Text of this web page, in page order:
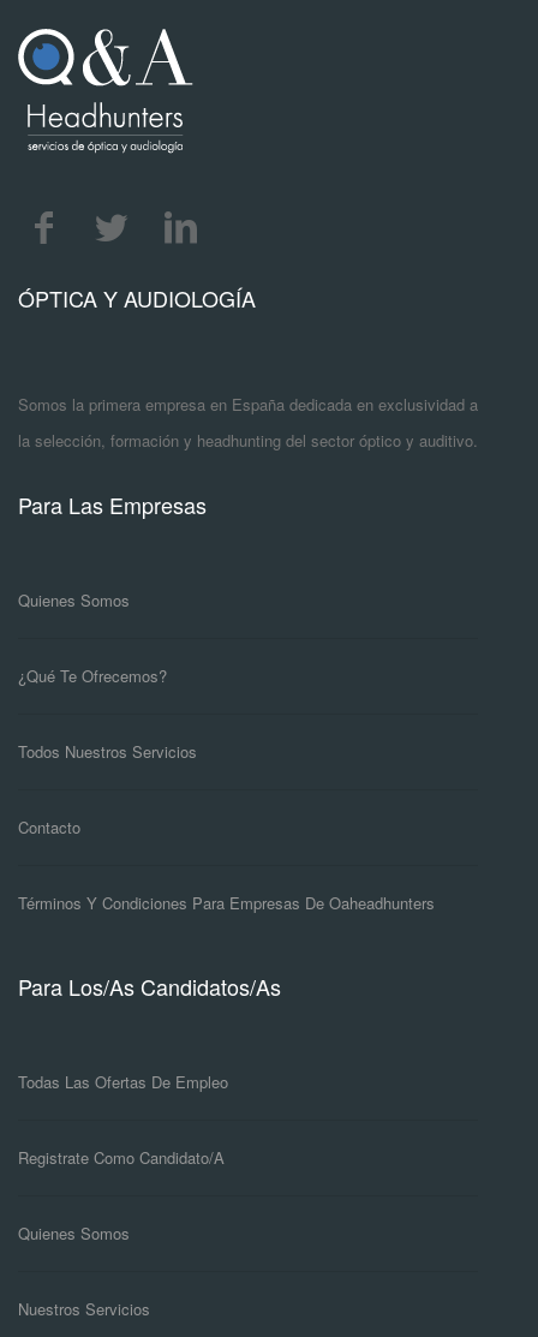
ÓPTICA Y AUDIOLOGÍA
Somos la primera empresa en España dedicada en exclusividad a
la selección, formación y headhunting del sector óptico y auditivo.
Para Las Empresas
Quienes Somos
¿Qué Te Ofrecemos?
Todos Nuestros Servicios
Contacto
Términos Y Condiciones Para Empresas De Oaheadhunters
Para Los/as Candidatos/as
Todas Las Ofertas De Empleo
Registrate Como Candidato/a
Quienes Somos
Nuestros Servicios